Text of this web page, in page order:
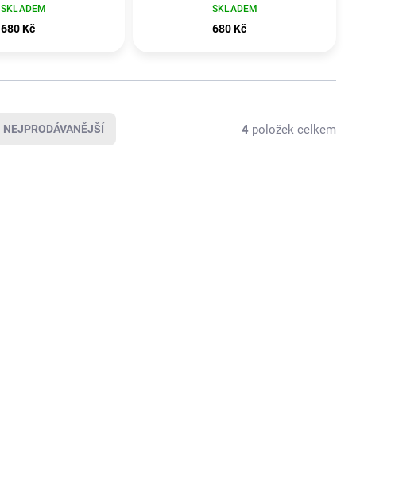
SKLADEM
680 Kč
SKLADEM
680 Kč
NEJPRODÁVANĚJŠÍ 4 položek celkem